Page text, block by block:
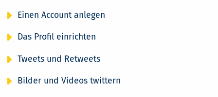
Einen Account anlegen
Das Profil einrichten
Tweets und Retweets
Bilder und Videos twittern